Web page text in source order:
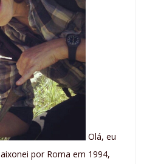
Olá, eu
por Roma em 1994,